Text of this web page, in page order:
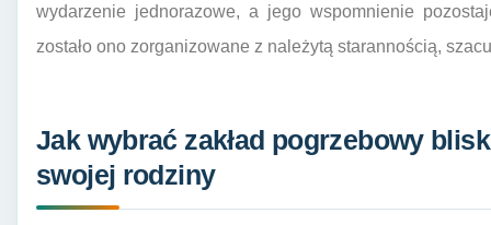
wydarzenie jednorazowe, a jego wspomnienie
zostało ono zorganizowane z należytą starannością,
Jak wybrać zakład pogrzebowy
swojej rodziny